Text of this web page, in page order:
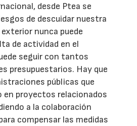
desde Ptea se
de descuidar nuestra
exterior nunca puede
de actividad en el
seguir con tantos
presupuestarios. Hay que
públicas que
en proyectos relacionados
a la colaboración
compensar las medidas